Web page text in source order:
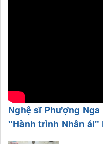
Nghệ sĩ Phượng
"Hành trình Nhân ái"